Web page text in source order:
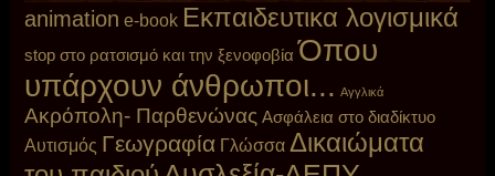
animation e-book Eκπαιδευτικα λογισμικά
stop στο ρατσισμό και την ξενοφοβία Όπου
υπάρχουν άνθρωποι... Αγγλικά
Ακρόπολη- Παρθενώνας Ασφάλεια στο διαδίκτυο
Αυτισμός Γεωγραφία Γλώσσα Δικαιώματα